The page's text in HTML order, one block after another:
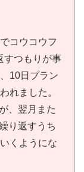
コウコウフ
すつもりが事
10日プラン
れました。
、翌月また
り返すうち
くようにな